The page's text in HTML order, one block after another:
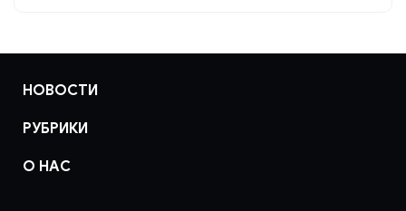
НОВОСТИ
РУБРИКИ
О НАС